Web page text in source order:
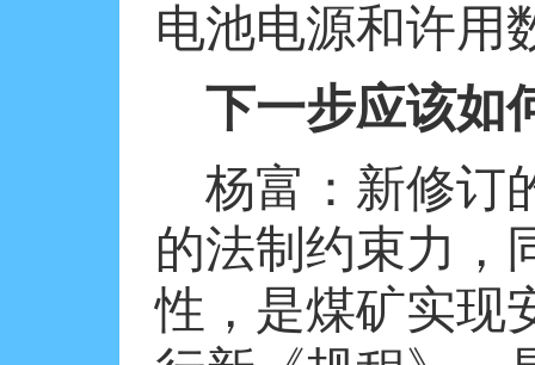
电池电源和许用
下一步应该如
杨富：新修订
的法制约束力，
性，是煤矿实现